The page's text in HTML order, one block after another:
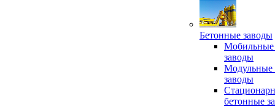
Бетонные заводы
Мобильные
заводы
Модульные
заводы
бетонные